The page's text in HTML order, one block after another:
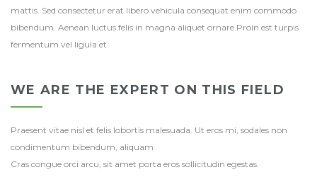
mattis. Sed consectetur erat libero vehicula consequat enim commodo
bibendum. Aenean luctus felis in magna aliquet ornare.Proin est turpis
fermentum vel ligula et
WE ARE THE EXPERT ON THIS FIELD
Praesent vitae nisl et felis lobortis malesuada. Ut eros mi, sodales non
condimentum bibendum, aliquam
Cras congue orci arcu, sit amet porta eros sollicitudin egestas.